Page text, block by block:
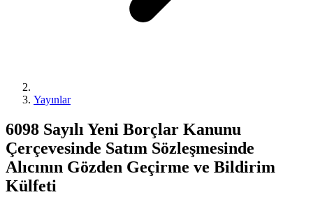
Yayınlar
6098 Sayılı Yeni Borçlar Kanunu
Çerçevesinde Satım Sözleşmesinde
Alıcının Gözden Geçirme ve Bildirim
Külfeti